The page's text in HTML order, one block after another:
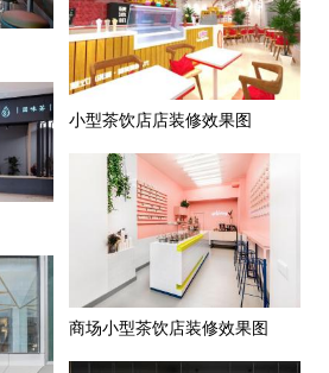
小型茶饮店店装修效果图
商场小型茶饮店装修效果图